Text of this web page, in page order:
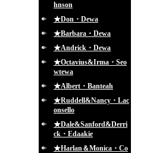
hnson
★Don・Dewa
★Barbara・Dewa
★Andrick・Dewa
★Octavius&Irma・Seo
wtewa
★Albert・Banteah
★Ruddell&Nancy・Lac
onsello
★Dale&Sanford&Derri
ck・Edaakie
★Harlan＆Monica・Co